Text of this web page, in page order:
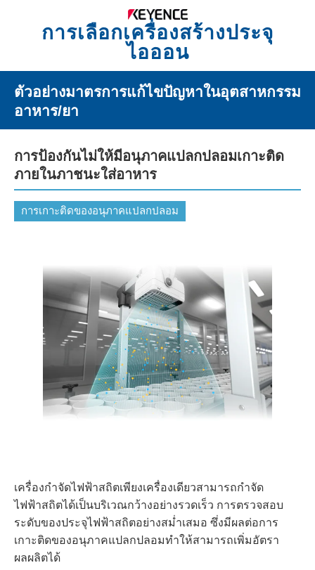
การเลือกเครื่องสร้างประจุ
ไอออน
ตัวอย่างมาตรการแก้ไขปัญหาในอุตสาหกรรม
อาหาร/ยา
การป้องกันไม่ให้มีอนุภาคแปลกปลอมเกาะติด
ภายในภาชนะใส่อาหาร
การเกาะติดของอนุภาคแปลกปลอม
เครื่องกำจัดไฟฟ้าสถิตเพียงเครื่องเดียวสามารถกำจัด
ไฟฟ้าสถิตได้เป็นบริเวณกว้างอย่างรวดเร็ว การตรวจสอบ
ระดับของประจุไฟฟ้าสถิตอย่างสม่ำเสมอ ซึ่งมีผลต่อการ
เกาะติดของอนุภาคแปลกปลอมทำให้สามารถเพิ่มอัตรา
ผลผลิตได้